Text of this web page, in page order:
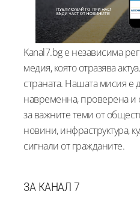
Kanal7.bg е независима
медия, която отразява
страната. Нашата мисия е
навременна, проверена
за важните теми от
новини, инфраструктура,
сигнали от гражданите.
ЗА КАНАЛ 7